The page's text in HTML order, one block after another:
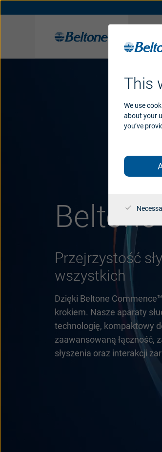
This
We use
about your
you’ve
Rozwiązania słuchowe Beltone
Historia
Przejrzystość
wszystkich
Dzięki Beltone Commence
krokiem. Nasze aparaty
technologię, kompaktowy
zaawansowaną łączność,
słyszenia oraz interakcji zar